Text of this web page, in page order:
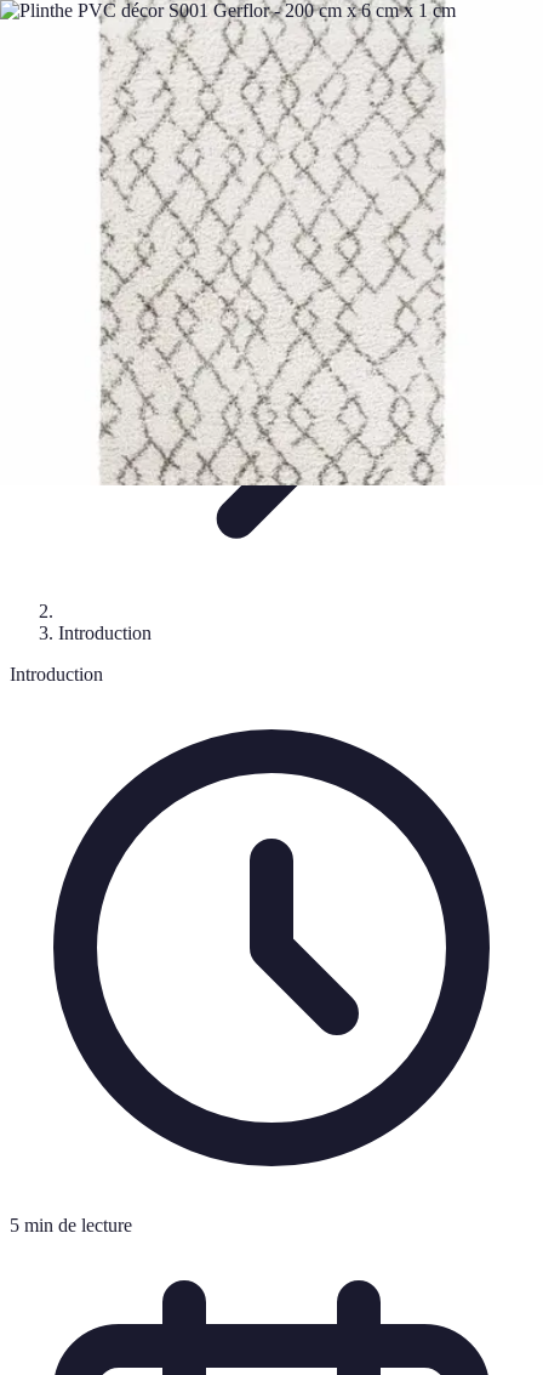
Micro Jardinage Urbain
Soutien à la CroissanceComparatifsIntroduction
Techniques
Guides Pratiques
Micro Jardinage Urbain
Introduction
Introduction
5 min de lecture